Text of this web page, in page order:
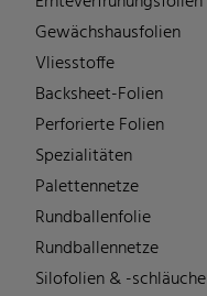
Gewächshausfolien
Vliesstoffe
Backsheet-Folien
Perforierte Folien
Spezialitäten
Palettennetze
Rundballenfolie
Rundballennetze
Silofolien & -schläuche